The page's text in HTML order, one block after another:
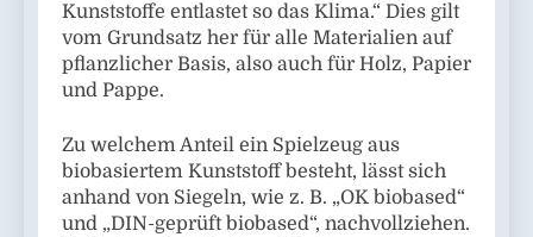
Kunststoffe entlastet so das Klima.“ Dies gilt
vom Grundsatz her für alle Materialien auf
pflanzlicher Basis, also auch für Holz, Papier
und Pappe.
Zu welchem Anteil ein Spielzeug aus
biobasiertem Kunststoff besteht, lässt sich
anhand von Siegeln, wie z. B. „OK biobased“
und „DIN-geprüft biobased“, nachvollziehen.